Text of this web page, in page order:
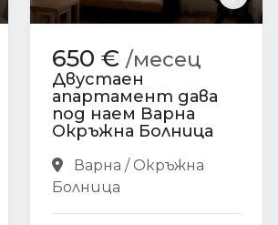
650 € /месец
Двустаен
апартамент дава
под наем Варна
Окръжна Болница
Варна / Окръжна
Болница